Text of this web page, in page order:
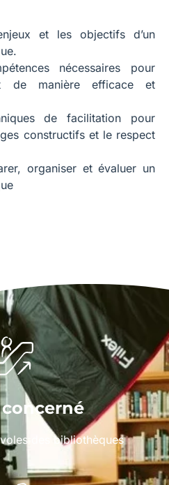
et les objectifs d’un
nécessaires pour
de manière efficace et
de facilitation pour
constructifs et le respect
organiser et évaluer un
des bibliothèques